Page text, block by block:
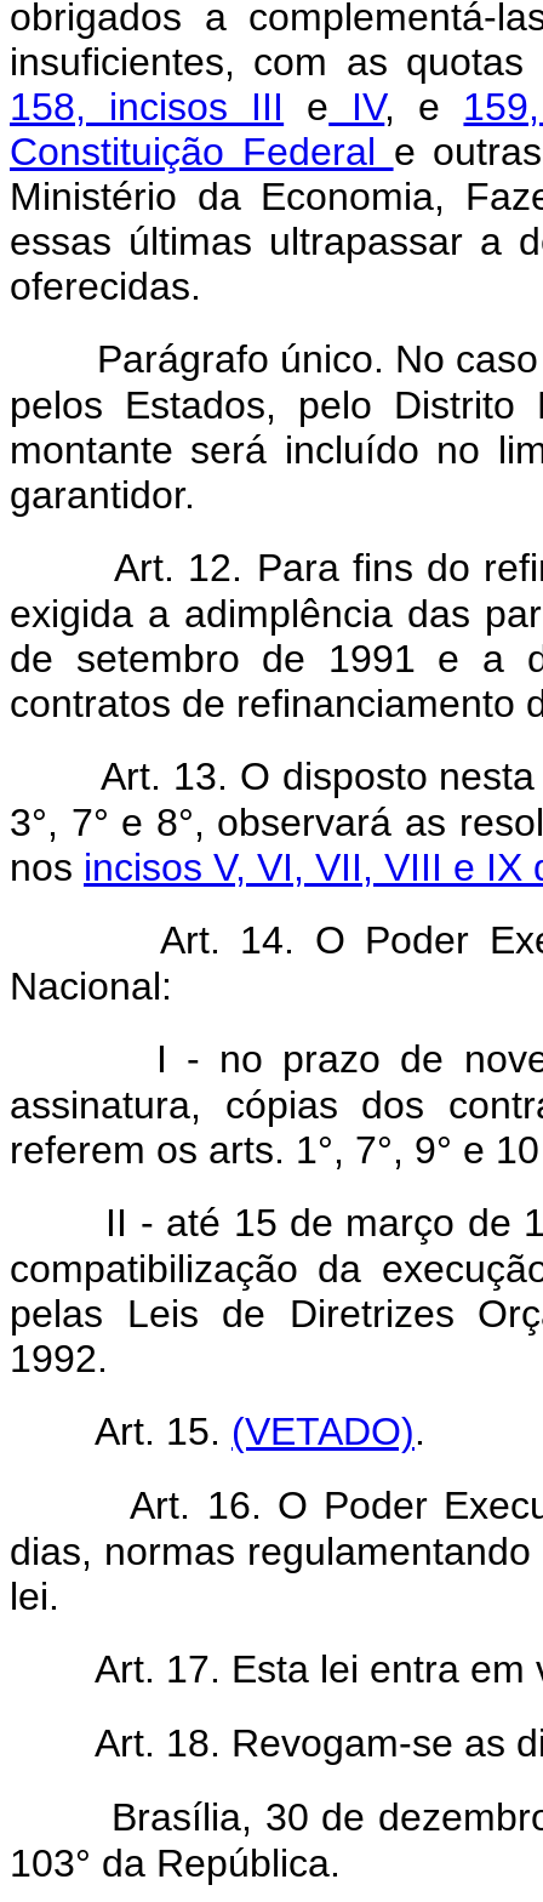
obrigados a complementá-
insuficientes, com as
158, incisos III e IV, e
Constituição Federal e
Ministério da Economia,
essas últimas ultrapassar a
oferecidas.
Parágrafo único. No
pelos Estados, pelo
montante será incluído no
garantidor.
Art. 12. Para fins do
exigida a adimplência das
de setembro de 1991 e a
contratos de refinanciamento
Art. 13. O disposto
3°, 7° e 8°, observará as
nos incisos V, VI, VII, VIII e
Art. 14. O Poder
Nacional:
I - no prazo de
assinatura, cópias dos
referem os arts. 1°, 7°, 9° e
II - até 15 de março de
compatibilização da
pelas Leis de Diretrizes
1992.
Art. 15. (VETADO).
Art. 16. O Poder
dias, normas
lei.
Art. 17. Esta lei entra
Art. 18. Revogam-se as
Brasília, 30 de
103° da República.